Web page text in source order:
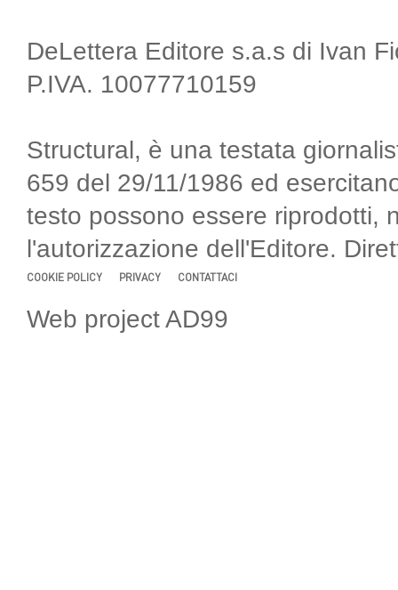
DeLettera Editore s.a.s di Ivan
P.IVA. 10077710159
Structural, è una testata
659 del 29/11/1986 ed
testo possono essere riprodotti,
l'autorizzazione dell'Editore.
COOKIE POLICY PRIVACY CONTATTACI
Web project AD99